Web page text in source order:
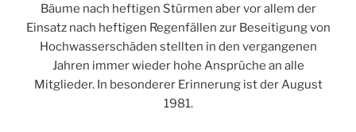
Bäume nach heftigen Stürmen aber vor allem der
Einsatz nach heftigen Regenfällen zur Beseitigung von
Hochwasserschäden stellten in den vergangenen
Jahren immer wieder hohe Ansprüche an alle
Mitglieder. In besonderer Erinnerung ist der August
1981.